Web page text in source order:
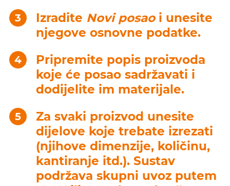
Izradite Novi posaoi unesite
njegove osnovne podatke.
Pripremite popis proizvoda
koje će posao sadržavati i
dodijelite im materijale.
Za svaki proizvod unesite
dijelove koje trebate izrezati
(njihove dimenzije, količinu,
kantiranje itd.). Sustav
podržava skupni uvoz putem